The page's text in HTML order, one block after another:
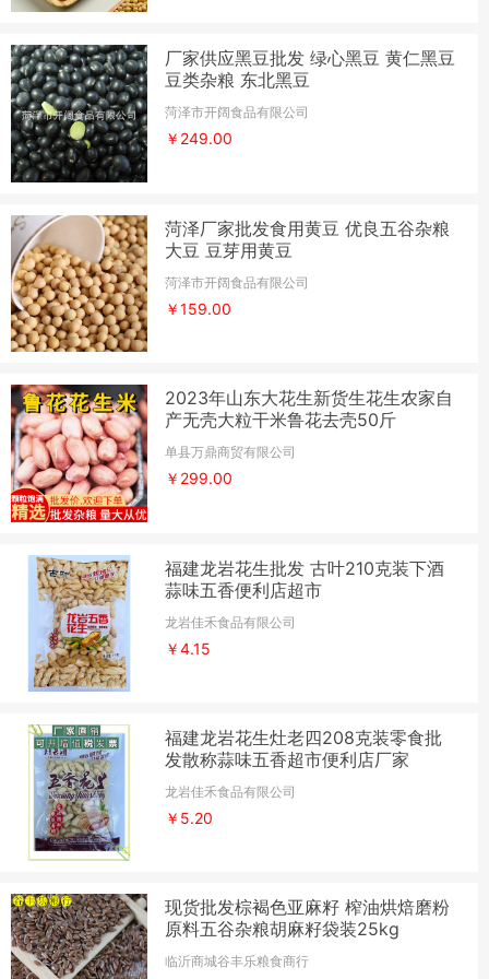
厂家供应黑豆批发 绿心黑豆 黄仁黑豆
豆类杂粮 东北黑豆
菏泽市开阔食品有限公司
￥249.00
菏泽厂家批发食用黄豆 优良五谷杂粮
大豆 豆芽用黄豆
菏泽市开阔食品有限公司
￥159.00
2023年山东大花生新货生花生农家自
产无壳大粒干米鲁花去壳50斤
单县万鼎商贸有限公司
￥299.00
福建龙岩花生批发 古叶210克装下酒
蒜味五香便利店超市
龙岩佳禾食品有限公司
￥4.15
福建龙岩花生灶老四208克装零食批
发散称蒜味五香超市便利店厂家
龙岩佳禾食品有限公司
￥5.20
现货批发棕褐色亚麻籽 榨油烘焙磨粉
原料五谷杂粮胡麻籽袋装25kg
临沂商城谷丰乐粮食商行